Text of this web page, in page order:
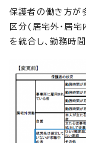
保護者の働き方が
区分(居宅外・居宅
を統合し、勤務時